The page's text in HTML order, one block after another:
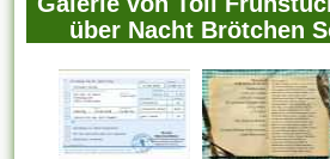
über Nacht Brötchen